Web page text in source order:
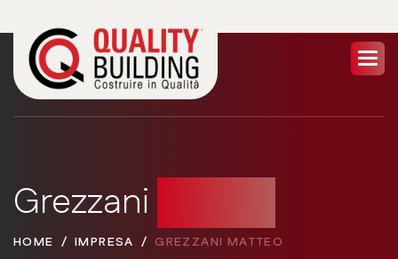
Grezzani
HOME IMPRESA GREZZANI MATTEO